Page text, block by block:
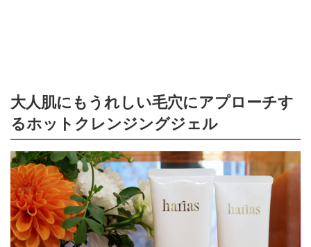
大人肌にもうれしい毛穴にアプローチす
るホットクレンジングジェル